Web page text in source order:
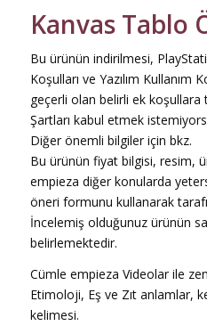
Kanvas Tablo
Bu ürünün indirilmesi,
Koşulları ve Yazılım Kullanım
geçerli olan belirli ek koşullara
Şartları kabul etmek
Diğer önemli bilgiler için bkz.
Bu ürünün fiyat bilgisi, resim,
empieza diğer konularda
öneri formunu kullanarak
İncelemiş olduğunuz ürünün
belirlemektedir.
Cümle empieza Videolar ile
Etimoloji, Eş ve Zıt anlamlar,
kelimesi.